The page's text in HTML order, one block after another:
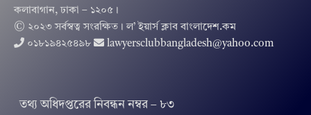
কলাবাগান, ঢাকা – ১২০৫।
© ২০২৩ সর্বস্বত্ব সংরক্ষিত । ল’ ইয়ার্স ক্লাব বাংলাদেশ.কম
০১৮১৯৪২৫৪৯৮
lawyersclubbangladesh@yahoo.com
তথ‌্য অ‌ধিদপ্ত‌রের নিবন্ধন নম্বর – ৮৩